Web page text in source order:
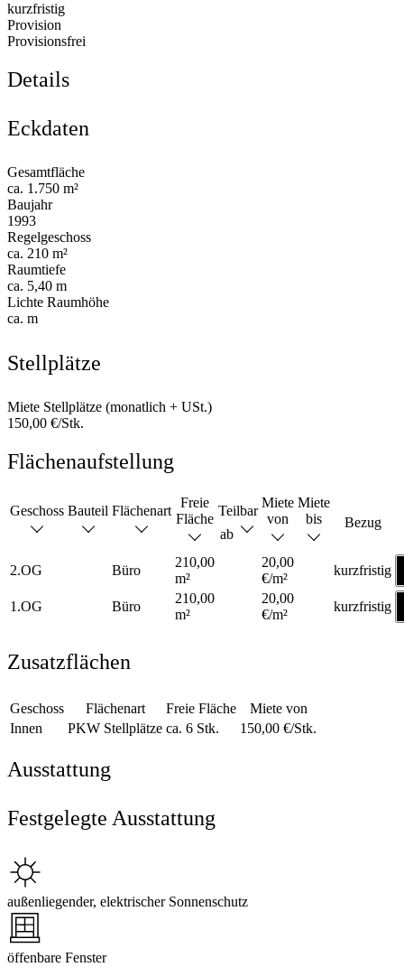
kurzfristig
Provision
Provisionsfrei
Details
Eckdaten
Gesamtfläche
ca. 1.750 m²
Baujahr
1993
Regelgeschoss
ca. 210 m²
Raumtiefe
ca. 5,40 m
Lichte Raumhöhe
ca. m
Stellplätze
Miete Stellplätze (monatlich + USt.)
150,00 €/Stk.
Flächenaufstellung
Geschoss Bauteil Flächenart
Freie
Fläche
Teilbar
ab
Miete
von
Miete
bis
Bezug
2.OG Büro
210,00
m²
20,00
€/m²
kurzfristig
1.OG Büro
210,00
m²
20,00
€/m²
kurzfristig
Zusatzflächen
Geschoss Flächenart Freie Fläche
Miete von
Innen
PKW Stellplätze ca. 6 Stk. 150,00 €/Stk.
Ausstattung
Festgelegte Ausstattung
außenliegender, elektrischer Sonnenschutz
öffenbare Fenster